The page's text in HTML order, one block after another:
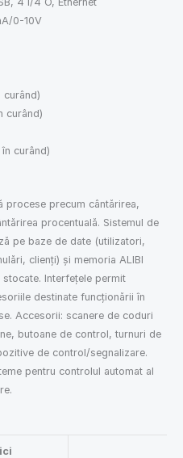
0-10V
curând)
curând)
în curând)
procese precum cântărirea,
procentuală. Sistemul de
pe baze de date (utilizatori,
clienți) și memoria ALIBI
Interfețele permit
destinate funcționării în
Accesorii: scanere de coduri
butoane de control, turnuri de
de control/segnalizare.
pentru controlul automat al